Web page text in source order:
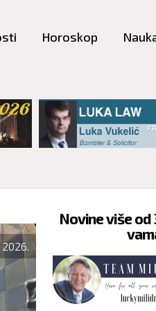
Horoskop
Novine više od